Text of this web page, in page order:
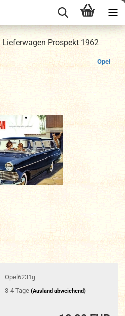
Lieferwagen Prospekt 1962
Opel
Opel6231g
3-4 Tage (Ausland abweichend)